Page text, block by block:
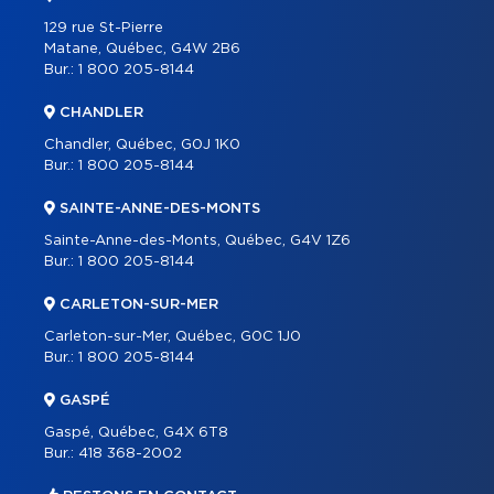
129 rue St-Pierre
Matane, Québec, G4W 2B6
Bur.: 1 800 205-8144
CHANDLER
Chandler, Québec, G0J 1K0
Bur.: 1 800 205-8144
SAINTE-ANNE-DES-MONTS
Sainte-Anne-des-Monts, Québec, G4V 1Z6
Bur.: 1 800 205-8144
CARLETON-SUR-MER
Carleton-sur-Mer, Québec, G0C 1J0
Bur.: 1 800 205-8144
GASPÉ
Gaspé, Québec, G4X 6T8
Bur.: 418 368-2002